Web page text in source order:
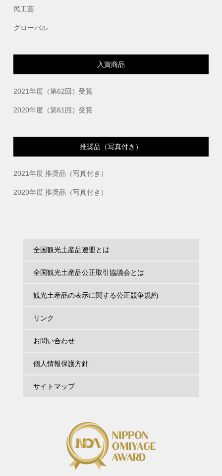
民工芸
グローバル
入賞商品
2021年度（第62回）受賞
2020年度（第61回）受賞
推奨品（写真付き）
2021年度 推奨品（写真付き）
2020年度 推奨品（写真付き）
全国観光土産品連盟とは
全国観光土産品公正取引協議会とは
観光土産品の表示に関する公正競争規約
リンク
お問い合わせ
個人情報保護方針
サイトマップ